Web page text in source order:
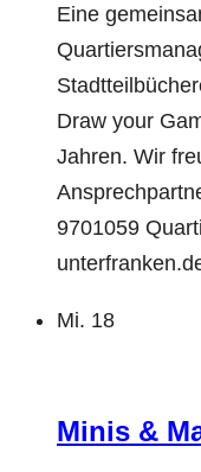
Eine
Draw your
Jahren. Wir
9701059
Mi. 18
Minis &